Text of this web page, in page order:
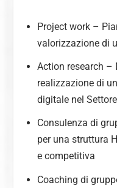
Project work –
valorizzazione di
Action research –
realizzazione di
digitale nel Settore
Consulenza di
per una struttura
e competitiva
Coaching di